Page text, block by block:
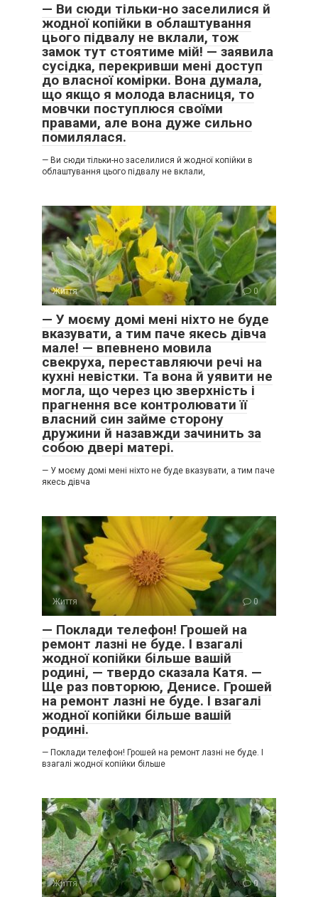
— Ви сюди тільки-но заселилися й
жодної копійки в облаштування
цього підвалу не вклали, тож
замок тут стоятиме мій! — заявила
сусідка, перекривши мені доступ
до власної комірки. Вона думала,
що якщо я молода власниця, то
мовчки поступлюся своїми
правами, але вона дуже сильно
помилялася.
— Ви сюди тільки-но заселилися й жодної копійки в
облаштування цього підвалу не вклали,
Життя 0
— У моєму домі мені ніхто не буде
вказувати, а тим паче якесь дівча
мале! — впевнено мовила
свекруха, переставляючи речі на
кухні невістки. Та вона й уявити не
могла, що через цю зверхність і
прагнення все контролювати її
власний син займе сторону
дружини й назавжди зачинить за
собою двері матері.
— У моєму домі мені ніхто не буде вказувати, а тим паче
якесь дівча
Життя 0
— Поклади телефон! Грошей на
ремонт лазні не буде. І взагалі
жодної копійки більше вашій
родині, — твердо сказала Катя. —
Ще раз повторюю, Денисе. Грошей
на ремонт лазні не буде. І взагалі
жодної копійки більше вашій
родині.
— Поклади телефон! Грошей на ремонт лазні не буде. І
взагалі жодної копійки більше
Життя 0